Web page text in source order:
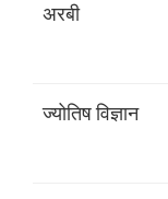
अरबी
ज्योतिष विज्ञान